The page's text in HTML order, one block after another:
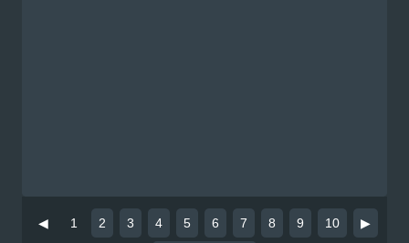
◀ 1 2 3 4 5 6 7 8 9 10 ▶